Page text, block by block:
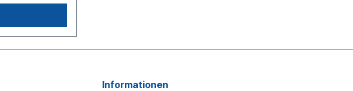
Informationen